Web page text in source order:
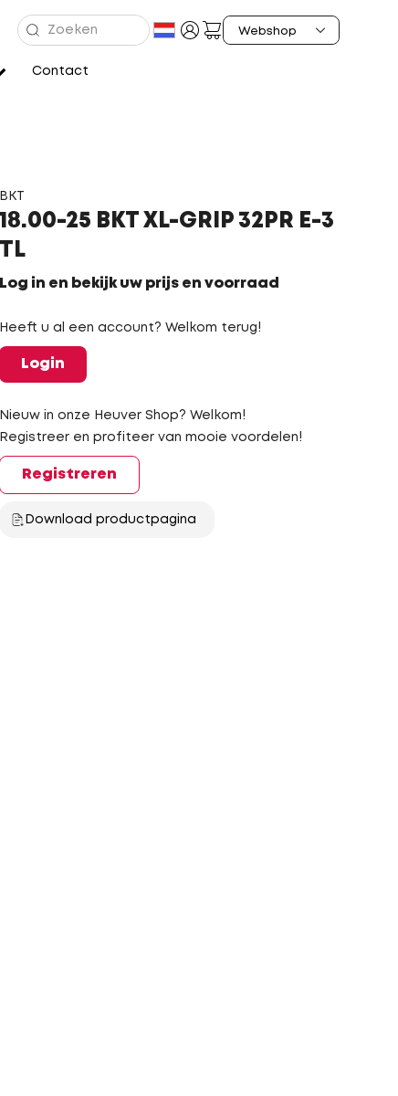
Contact
BKT
18.00-25 BKT XL-GRIP 32PR E-3
TL
Log in en bekijk uw prijs en voorraad
Heeft u al een account? Welkom terug!
Login
Nieuw in onze Heuver Shop? Welkom!
Registreer en profiteer van mooie voordelen!
Registreren
Download productpagina